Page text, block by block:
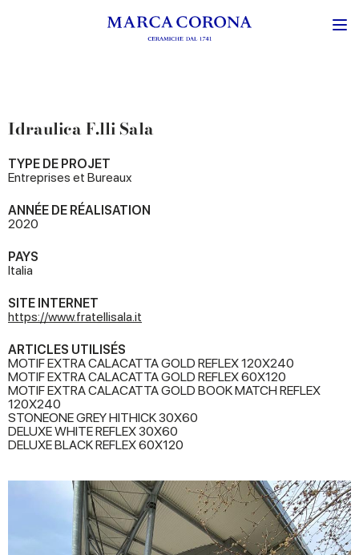
Idraulica F.lli Sala
TYPE DE PROJET
Entreprises et Bureaux
ANNÉE DE RÉALISATION
2020
PAYS
Italia
SITE INTERNET
https://www.fratellisala.it
ARTICLES UTILISÉS
MOTIF EXTRA CALACATTA GOLD REFLEX 120X240
MOTIF EXTRA CALACATTA GOLD REFLEX 60X120
MOTIF EXTRA CALACATTA GOLD BOOK MATCH REFLEX
120X240
STONEONE GREY HITHICK 30X60
DELUXE WHITE REFLEX 30X60
DELUXE BLACK REFLEX 60X120